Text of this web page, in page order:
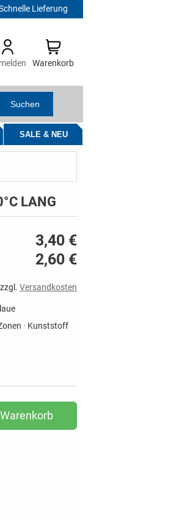
Lieferung
Warenkorb
Suchen
SALE & NEU
LANG
3,40 €
2,60 €
Versandkosten
· Kunststoff